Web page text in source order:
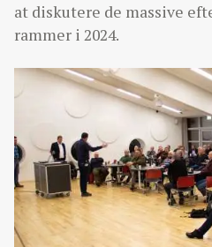
at diskutere de massive
rammer i 2024.